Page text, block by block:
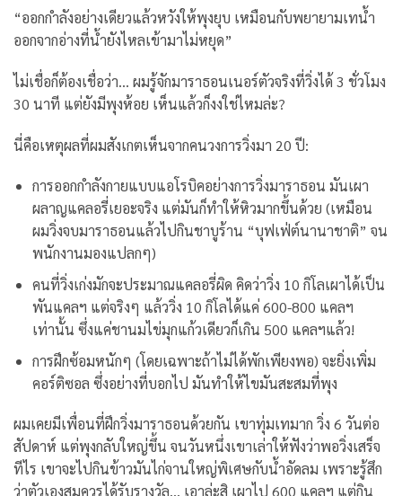
“ออกกำลังอย่างเดียวแล้วหวังให้พุงยุบ เหมือนกับพยายามเทน้ำ
ออกจากอ่างที่น้ำยังไหลเข้ามาไม่หยุด”
ไม่เชื่อก็ต้องเชื่อว่า… ผมรู้จักมาราธอนเนอร์ตัวจริงที่วิ่งได้ 3 ชั่วโมง
30 นาที แต่ยังมีพุงห้อย เห็นแล้วก็งงใช่ไหมล่ะ?
นี่คือเหตุผลที่ผมสังเกตเห็นจากคนวงการวิ่งมา 20 ปี:
การออกกำลังกายแบบแอโรบิคอย่างการวิ่งมาราธอน มันเผา
ผลาญแคลอรี่เยอะจริง แต่มันก็ทำให้หิวมากขึ้นด้วย (เหมือน
ผมวิ่งจบมาราธอนแล้วไปกินชาบูร้าน “บุฟเฟ่ต์นานาชาติ” จน
พนักงานมองแปลกๆ)
คนที่วิ่งเก่งมักจะประมาณแคลอรี่ผิด คิดว่าวิ่ง 10 กิโลเผาได้เป็น
พันแคลฯ แต่จริงๆ แล้ววิ่ง 10 กิโลได้แค่ 600-800 แคลฯ
เท่านั้น ซึ่งแค่ชานมไข่มุกแก้วเดียวก็เกิน 500 แคลฯแล้ว!
การฝึกซ้อมหนักๆ (โดยเฉพาะถ้าไม่ได้พักเพียงพอ) จะยิ่งเพิ่ม
คอร์ติซอล ซึ่งอย่างที่บอกไป มันทำให้ไขมันสะสมที่พุง
ผมเคยมีเพื่อนที่ฝึกวิ่งมาราธอนด้วยกัน เขาทุ่มเทมาก วิ่ง 6 วันต่อ
สัปดาห์ แต่พุงกลับใหญ่ขึ้น จนวันหนึ่งเขาเล่าให้ฟังว่าพอวิ่งเสร็จ
ทีไร เขาจะไปกินข้าวมันไก่จานใหญ่พิเศษกับน้ำอัดลม เพราะรู้สึก
ว่าตัวเองสมควรได้รับรางวัล… เอาล่ะสิ เผาไป 600 แคลฯ แต่กิน